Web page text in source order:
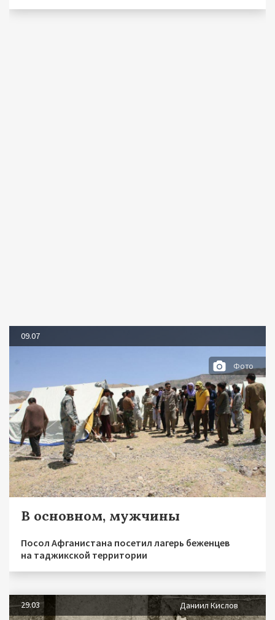
09.07
Фото
В основном, мужчины
Посол Афганистана посетил лагерь беженцев
на таджикской территории
29.03 Даниил Кислов